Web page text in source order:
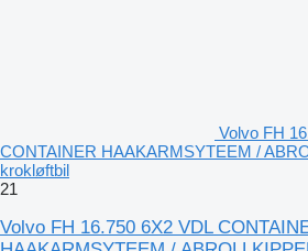
Volvo FH
CONTAINER HAAKARMSYTEEM /
krokløftbil
21
Volvo FH 16.750 6X2 VDL